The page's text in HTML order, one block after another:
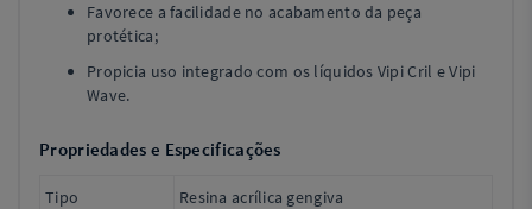
Favorece a facilidade no acabamento da peça
protética;
Propicia uso integrado com os líquidos Vipi Cril e Vipi
Wave.
Propriedades e Especificações
Tipo
Resina acrílica gengiva